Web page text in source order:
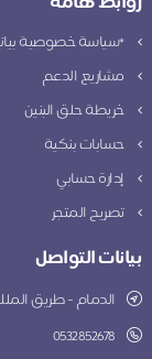
*سياسة خصوصية
مشاريع الدعم
خريطة حلق البنين
حسابات بنكية
إدارة حسابي
تصريح المتجر
بيانات التواصل
الدمام - طريق
0532852678